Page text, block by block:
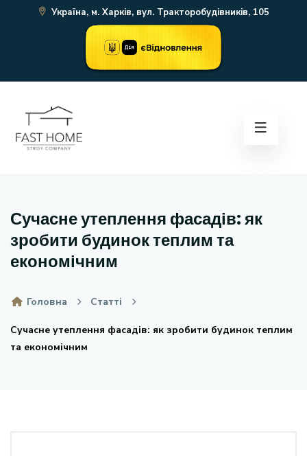
Україна, м. Харків, вул. Тракторобудівників, 105
Сучасне утеплення фасадів: як
зробити будинок теплим та
економічним
Головна Статті
Сучасне утеплення фасадів: як зробити будинок теплим
та економічним